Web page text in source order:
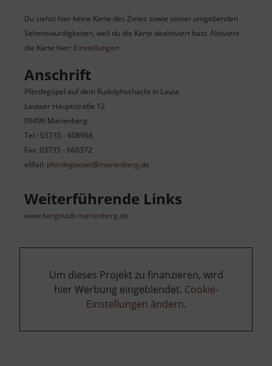
Du siehst hier keine Karte des Zieles sowie seiner umgebenden
Sehenswürdigkeiten, weil du die Karte deaktiviert hast. Aktiviere
die Karte hier: Einstellungen
Anschrift
Pferdegöpel auf dem Rudolphschacht in Lauta
Lautaer Hauptstraße 12
09496 Marienberg
Tel.: 03735 - 608968
Fax: 03735 - 660372
eMail: pferdegoepel@marienberg.de
Weiterführende Links
www.bergstadt-marienberg.de
Um dieses Projekt zu finanzieren, wird
hier Werbung eingeblendet. Cookie-
Einstellungen ändern.